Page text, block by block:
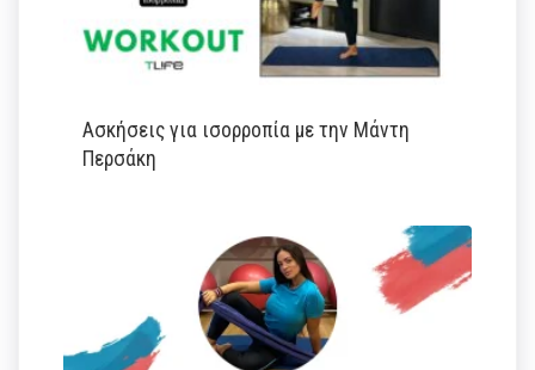
Ασκήσεις για ισορροπία με την Μάντη
Περσάκη